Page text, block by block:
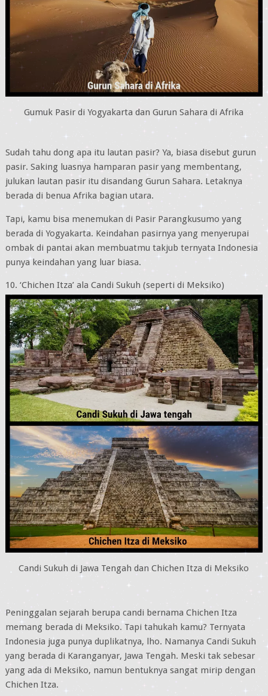
Gumuk Pasir di Yogyakarta dan Gurun Sahara di Afrika
Sudah tahu dong apa itu lautan pasir? Ya, biasa disebut gurun
pasir. Saking luasnya hamparan pasir yang membentang,
julukan lautan pasir itu disandang Gurun Sahara. Letaknya
berada di benua Afrika bagian utara.
Tapi, kamu bisa menemukan di Pasir Parangkusumo yang
berada di Yogyakarta. Keindahan pasirnya yang menyerupai
ombak di pantai akan membuatmu takjub ternyata Indonesia
punya keindahan yang luar biasa.
10. ‘Chichen Itza’ ala Candi Sukuh (seperti di Meksiko)
Candi Sukuh di Jawa Tengah dan Chichen Itza di Meksiko
Peninggalan sejarah berupa candi bernama Chichen Itza
memang berada di Meksiko. Tapi tahukah kamu? Ternyata
Indonesia juga punya duplikatnya, lho. Namanya Candi Sukuh
yang berada di Karanganyar, Jawa Tengah. Meski tak sebesar
yang ada di Meksiko, namun bentuknya sangat mirip dengan
Chichen Itza.